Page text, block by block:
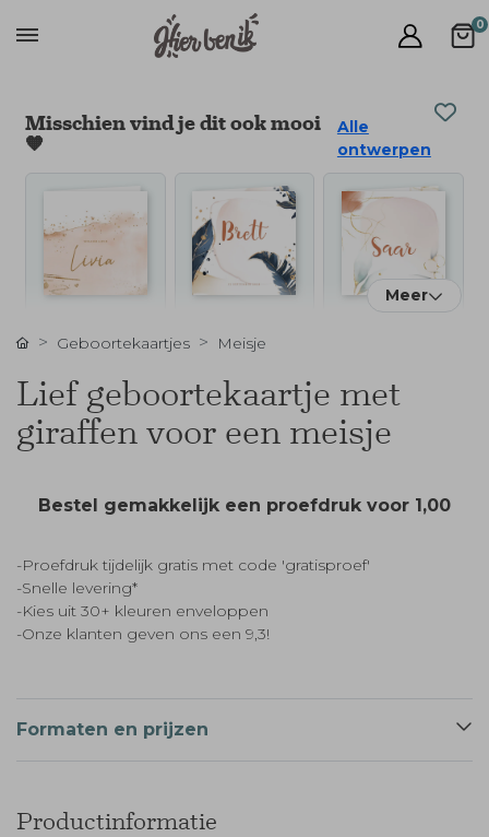
0
Misschien vind je dit ook mooi
🧡
Alle
ontwerpen
Meer
Geboortekaartjes Meisje
Lief geboortekaartje met
giraffen voor een meisje
Bestel gemakkelijk een proefdruk voor 1,00
-Proefdruk tijdelijk gratis met code 'gratisproef'
-Snelle levering*
-Kies uit 30+ kleuren enveloppen
-Onze klanten geven ons een 9,3!
Formaten en prijzen
Productinformatie